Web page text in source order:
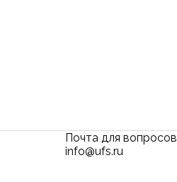
Почта для вопросов
info@ufs.ru